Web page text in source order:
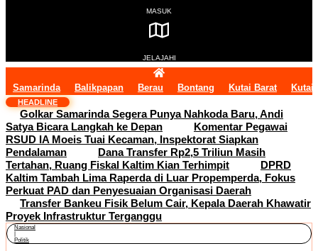
MASUK
JELAJAHI
Samarinda Balikpapan Berau Bontang Kutai Barat Kutai
HEADLINE
Golkar Samarinda Segera Punya Nahkoda Baru, Andi
Satya Bicara Langkah ke Depan
Komentar Pegawai
RSUD IA Moeis Tuai Kecaman, Inspektorat Siapkan
Pendalaman
Dana Transfer Rp2,5 Triliun Masih
Tertahan, Ruang Fiskal Kaltim Kian Terhimpit
DPRD
Kaltim Tambah Lima Raperda di Luar Propemperda, Fokus
Perkuat PAD dan Penyesuaian Organisasi Daerah
Transfer Bankeu Fisik Belum Cair, Kepala Daerah Khawatir
Proyek Infrastruktur Terganggu
Nasional
Politik